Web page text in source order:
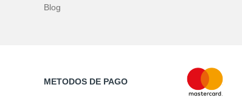
Blog
METODOS DE PAGO